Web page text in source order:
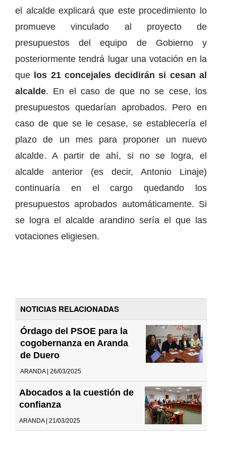
el alcalde explicará que este procedimiento lo
promueve vinculado al proyecto de
presupuestos del equipo de Gobierno y
posteriormente tendrá lugar una votación en la
que los 21 concejales decidirán si cesan al
alcalde. En el caso de que no se cese, los
presupuestos quedarían aprobados. Pero en
caso de que se le cesase, se establecería el
plazo de un mes para proponer un nuevo
alcalde. A partir de ahí, si no se logra, el
alcalde anterior (es decir, Antonio Linaje)
continuaría en el cargo quedando los
presupuestos aprobados automáticamente. Si
se logra el alcalde arandino sería el que las
votaciones eligiesen.
NOTICIAS RELACIONADAS
Órdago del PSOE para la
cogobernanza en Aranda
de Duero
ARANDA | 26/03/2025
Abocados a la cuestión de
confianza
ARANDA | 21/03/2025